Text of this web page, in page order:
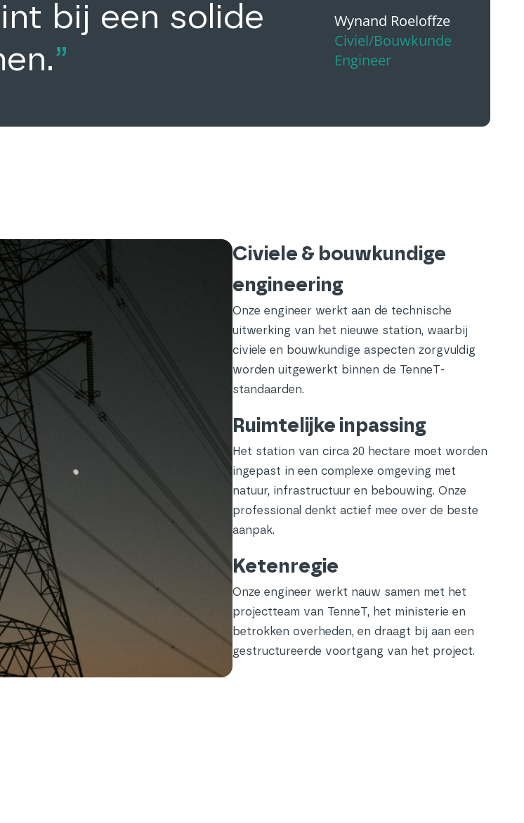
bij een solide
”
Wynand Roeloffze
Civiel/Bouwkunde
Engineer
Civiele & bouwkundige
engineering
Onze engineer werkt aan de technische
uitwerking van het nieuwe station, waarbij
civiele en bouwkundige aspecten zorgvuldig
worden uitgewerkt binnen de TenneT-
standaarden.
Ruimtelijke inpassing
Het station van circa 20 hectare moet worden
ingepast in een complexe omgeving met
natuur, infrastructuur en bebouwing. Onze
professional denkt actief mee over de beste
aanpak.
Ketenregie
Onze engineer werkt nauw samen met het
projectteam van TenneT, het ministerie en
betrokken overheden, en draagt bij aan een
gestructureerde voortgang van het project.